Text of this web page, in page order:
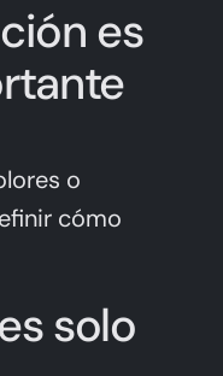
es
o
cómo
solo